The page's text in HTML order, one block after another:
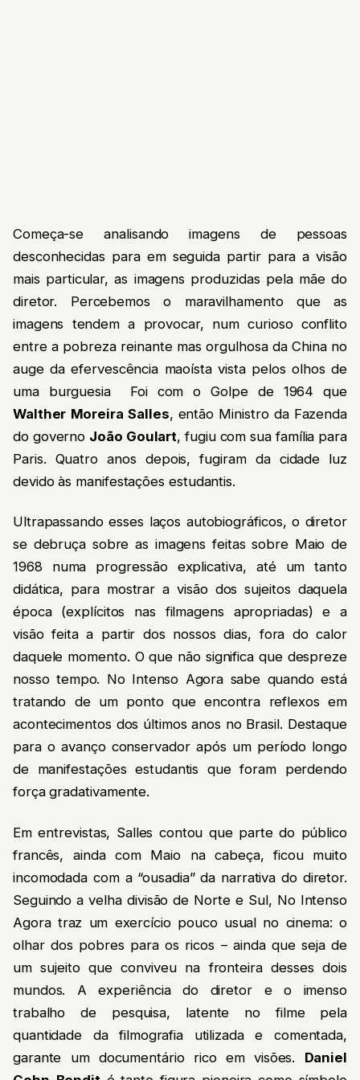
Começa-se analisando imagens de pessoas
desconhecidas para em seguida partir para a visão
mais particular, as imagens produzidas pela mãe do
diretor. Percebemos o maravilhamento que as
imagens tendem a provocar, num curioso conflito
entre a pobreza reinante mas orgulhosa da China no
auge da efervescência maoísta vista pelos olhos de
uma burguesia Foi com o Golpe de 1964 que
Walther Moreira Salles, então Ministro da Fazenda
do governo João Goulart, fugiu com sua família para
Paris. Quatro anos depois, fugiram da cidade luz
devido às manifestações estudantis.
Ultrapassando esses laços autobiográficos, o diretor
se debruça sobre as imagens feitas sobre Maio de
1968 numa progressão explicativa, até um tanto
didática, para mostrar a visão dos sujeitos daquela
época (explícitos nas filmagens apropriadas) e a
visão feita a partir dos nossos dias, fora do calor
daquele momento. O que não significa que despreze
nosso tempo. No Intenso Agora sabe quando está
tratando de um ponto que encontra reflexos em
acontecimentos dos últimos anos no Brasil. Destaque
para o avanço conservador após um período longo
de manifestações estudantis que foram perdendo
força gradativamente.
Em entrevistas, Salles contou que parte do público
francês, ainda com Maio na cabeça, ficou muito
incomodada com a “ousadia” da narrativa do diretor.
Seguindo a velha divisão de Norte e Sul, No Intenso
Agora traz um exercício pouco usual no cinema: o
olhar dos pobres para os ricos – ainda que seja de
um sujeito que conviveu na fronteira desses dois
mundos. A experiência do diretor e o imenso
trabalho de pesquisa, latente no filme pela
quantidade da filmografia utilizada e comentada,
garante um documentário rico em visões. Daniel